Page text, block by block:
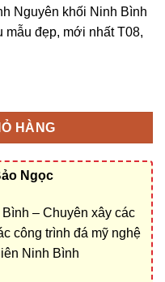
Nguyên khối Ninh Bình
đẹp, mới nhất T08,
Định bằng Đá xanh
HÀNG
Ngọc
– Chuyên xây các
công trình đá mỹ nghệ
Ninh Bình